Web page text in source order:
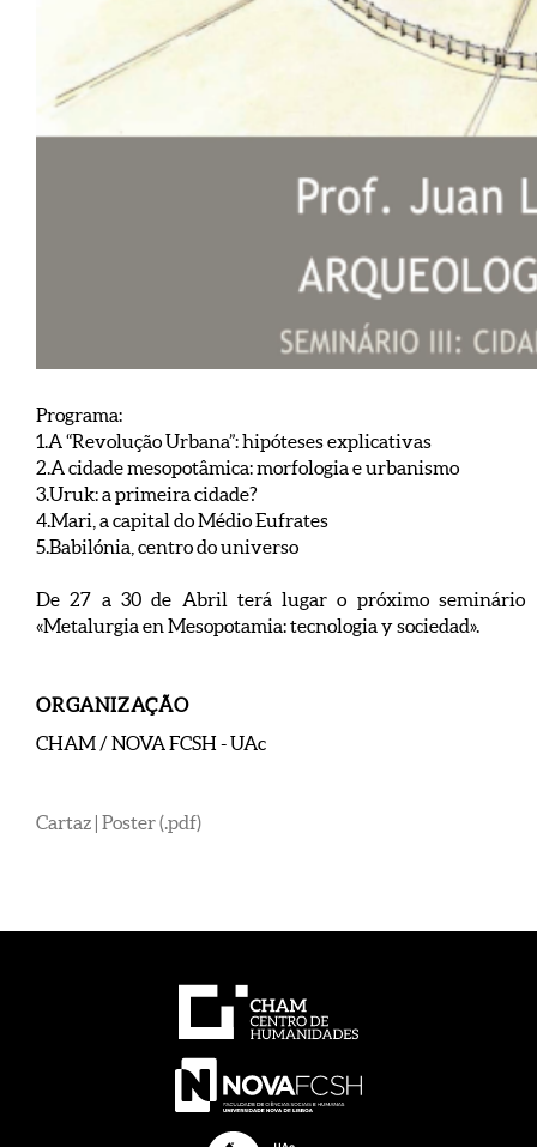
Programa:
1.A “Revolução Urbana”: hipóteses explicativas
2.A cidade mesopotâmica: morfologia e urbanismo
3.Uruk: a primeira cidade?
4.Mari, a capital do Médio Eufrates
5.Babilónia, centro do universo
De 27 a 30 de Abril terá lugar o próximo seminário
«Metalurgia en Mesopotamia: tecnologia y sociedad».
ORGANIZAÇÃO
CHAM / NOVA FCSH - UAc
Cartaz | Poster (.pdf)